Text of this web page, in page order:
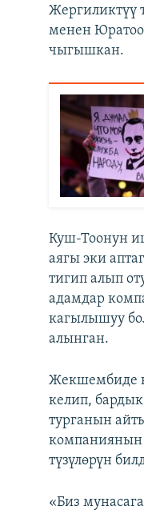
Жергиликтүү
менен Юратоо
чыгышкан.
Куш-Тоонун
аягы эки
тигип алып
адамдар
кагылышуу
алынган.
Жекшембиде
келип,
турганын
компаниянын
түзүлөрүн
«Биз